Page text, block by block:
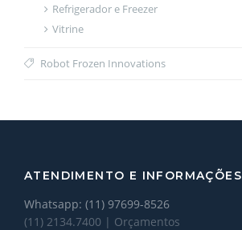
Refrigerador e Freezer
Vitrine
Robot Frozen Innovations
ATENDIMENTO E INFORMAÇÕES
Whatsapp: (11) 97699-8526
(11) 2134.7400 | Orçamentos